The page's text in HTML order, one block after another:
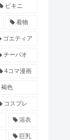
ビキニ
着物
ゴエティア
チーパオ
4コマ漫画
褐色
コスプレ
浴衣
巨乳